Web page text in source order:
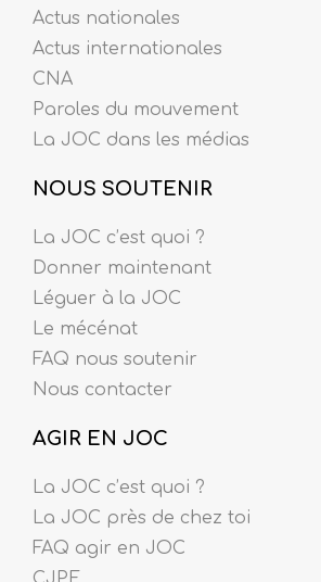
Actus nationales
Actus internationales
CNA
Paroles du mouvement
La JOC dans les médias
NOUS SOUTENIR
La JOC c’est quoi ?
Donner maintenant
Léguer à la JOC
Le mécénat
FAQ nous soutenir
Nous contacter
AGIR EN JOC
La JOC c’est quoi ?
La JOC près de chez toi
FAQ agir en JOC